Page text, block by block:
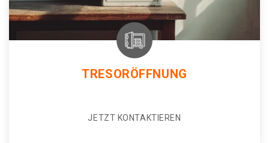
TRESORÖFFNUNG
JETZT KONTAKTIEREN